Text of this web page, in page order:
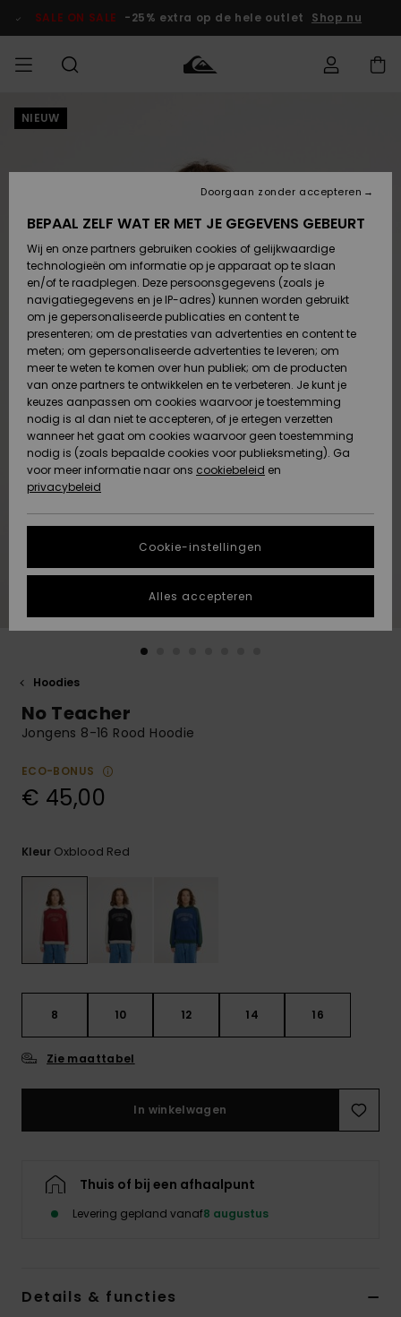
Productinformatie
SALE ON SALE -25% extra op de hele outlet Shop nu
HEREN
Accessoires
Schoenen &
Slippers
Surf /
Water
Snow
Nieuw
Highlights
JONGENS
Accessoires
Schoenen &
Slippers
Surf /
Water
Sneeuw
Nieuw
Highlights
DAMES
Highlights
Snow
SURF
Surf Shop
Highlights
Community
SNOW
Snow Shop
Dames
Snow Shop
Highlights
Gemeenschap
SALE ON
SALE
Kinderen
VROUW
OUTLET
Regio- En
Taalinstellingen
Nederlands
Retouren
Betaling
Giftcard
Quiksilver
Freedom
Gegevensbescherming
gesprek om het
snelste
vraag te
krijgen.
de meest
DUURZAAMHEID
STORE LOCATOR
VERLANGLIJST
NIEUW
Hoodies
No Teacher
Jongens 8-16 Rood Hoodie
ECO-BONUS
€ 45,00
Kleur Oxblood Red
8 10 12 14 16
Zie maattabel
In winkelwagen
Thuis of bij een afhaalpunt
Levering gepland vanaf8 augustus
Details & functies
BEPAAL ZELF WAT ER MET JE GEGEVENS GEBEURT
Wij en onze partners gebruiken cookies of gelijkwaardige
technologieën om informatie op je apparaat op te slaan
en/of te raadplegen. Deze persoonsgegevens (zoals je
navigatiegegevens en je IP-adres) kunnen worden gebruikt
om je gepersonaliseerde publicaties en content te
presenteren; om de prestaties van advertenties en content te
meten; om gepersonaliseerde advertenties te leveren; om
meer te weten te komen over hun publiek; om de producten
van onze partners te ontwikkelen en te verbeteren. Je kunt je
keuzes aanpassen om cookies waarvoor je toestemming
nodig is al dan niet te accepteren, of je ertegen verzetten
wanneer het gaat om cookies waarvoor geen toestemming
nodig is (zoals bepaalde cookies voor publieksmeting). Ga
voor meer informatie naar ons cookiebeleid en
privacybeleid
Cookie-instellingen
Doorgaan zonder accepteren
Alles accepteren